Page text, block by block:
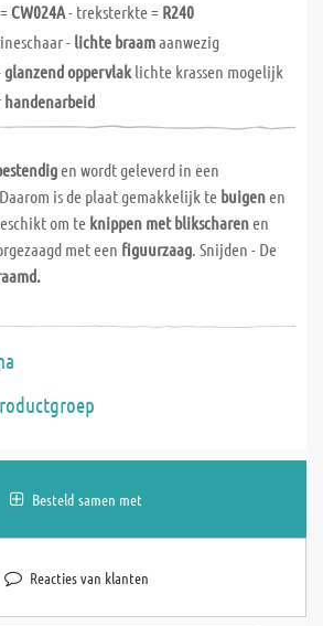
CW024A- treksterkte = R240
- lichte braamaanwezig
glanzend oppervlak lichte krassen mogelijk
handenarbeid
en wordt geleverd in een
is de plaat gemakkelijk te buigenen
om te knippen met blikscharenen
met een figuurzaag. Snijden - De
Besteld samen met
Reacties van klanten